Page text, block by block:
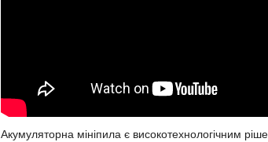
Акумуляторна мініпила є високотехнологічним